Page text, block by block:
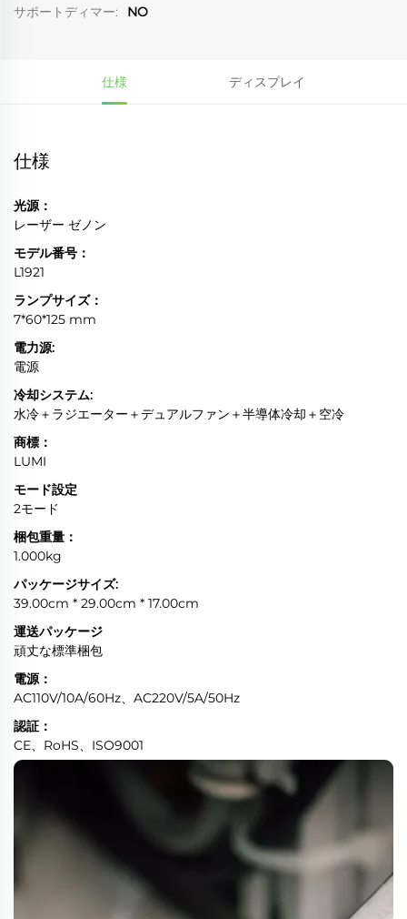
サポートディマー:
NO
仕様 ディスプレイ
仕様
光源：
レーザー ゼノン
モデル番号：
L1921
ランプサイズ：
7*60*125 mm
電力源:
電源
冷却システム:
水冷＋ラジエーター＋デュアルファン＋半導体冷却＋空冷
商標：
LUMI
モード設定
2モード
梱包重量：
1.000kg
パッケージサイズ:
39.00cm * 29.00cm * 17.00cm
運送パッケージ
頑丈な標準梱包
電源：
AC110V/10A/60Hz、AC220V/5A/50Hz
認証：
CE、RoHS、ISO9001